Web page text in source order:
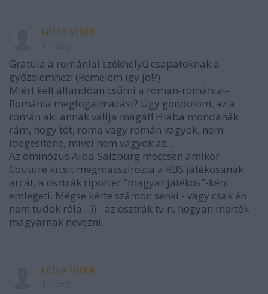
ultra viola
Gratula a romániai székhelyű csapatoknak a
győzelemhez! (Remélem így jó!?)
Miért kell állandóan csűrni a román-romániai-
Románia megfogalmazást? Úgy gondolom, az a
román aki annak vallja magát! Hiába mondanák
rám, hogy tót, roma vagy román vagyok, nem
idegesítene, mivel nem vagyok az...
Az ominózus Alba-Salzburg meccsen amikor
Couture kicsit megmasszírozta a RBS játékosának
arcát, a osztrák riporter "magyar játékos"-ként
emlegeti. Mégse kérte számon senki - vagy csak én
nem tudok róla :-)) - az osztrák tv-n, hogyan merték
magyarnak nevezni.
ultra viola